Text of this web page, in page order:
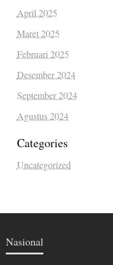
April 2025
Maret 2025
Februari 2025
Desember 2024
September 2024
Agustus 2024
Categories
Uncategorized
Nasional